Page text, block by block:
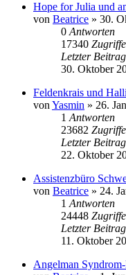
Hope for Julia und
von Beatrice » 30.
0 Antworten
17340 Zugriffe
Letzter Beitrag
30. Oktober
Feldenkrais und
von Yasmin » 26.
1 Antworten
23682 Zugriffe
Letzter Beitrag
22. Oktober
Assistenzbüro
von Beatrice » 24.
1 Antworten
24448 Zugriffe
Letzter Beitrag
11. Oktober
Angelman